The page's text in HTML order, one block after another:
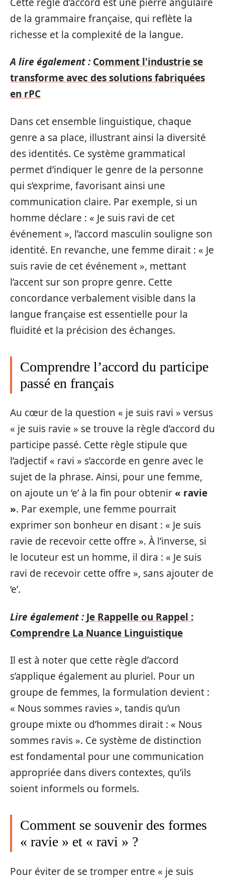
de la grammaire française, qui reflète la
richesse et la complexité de la langue.
A lire également : Comment l'industrie se
transforme avec des solutions fabriquées
en rPC
Dans cet ensemble linguistique, chaque
genre a sa place, illustrant ainsi la diversité
des identités. Ce système grammatical
permet d’indiquer le genre de la personne
qui s’exprime, favorisant ainsi une
communication claire. Par exemple, si un
homme déclare : « Je suis ravi de cet
événement », l’accord masculin souligne son
identité. En revanche, une femme dirait : « Je
suis ravie de cet événement », mettant
l’accent sur son propre genre. Cette
concordance verbalement visible dans la
langue française est essentielle pour la
fluidité et la précision des échanges.
Comprendre l’accord du participe
passé en français
Au cœur de la question « je suis ravi » versus
« je suis ravie » se trouve la règle d’accord du
participe passé. Cette règle stipule que
l’adjectif « ravi » s’accorde en genre avec le
sujet de la phrase. Ainsi, pour une femme,
on ajoute un ‘e’ à la fin pour obtenir « ravie
». Par exemple, une femme pourrait
exprimer son bonheur en disant : « Je suis
ravie de recevoir cette offre ». À l’inverse, si
le locuteur est un homme, il dira : « Je suis
ravi de recevoir cette offre », sans ajouter de
‘e’.
Lire également : Je Rappelle ou Rappel :
Comprendre La Nuance Linguistique
Il est à noter que cette règle d’accord
s’applique également au pluriel. Pour un
groupe de femmes, la formulation devient :
« Nous sommes ravies », tandis qu’un
groupe mixte ou d’hommes dirait : « Nous
sommes ravis ». Ce système de distinction
est fondamental pour une communication
appropriée dans divers contextes, qu’ils
soient informels ou formels.
Comment se souvenir des formes
« ravie » et « ravi » ?
Pour éviter de se tromper entre « je suis